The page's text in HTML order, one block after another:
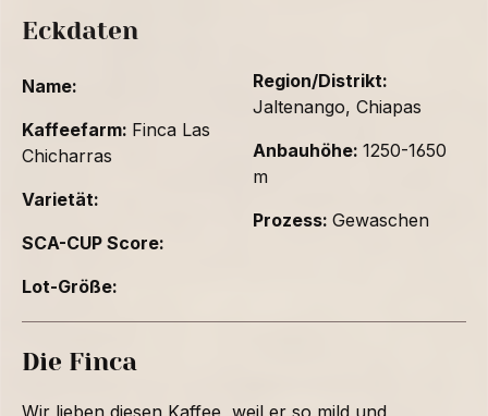
Eckdaten
Name:
Kaffeefarm: Finca Las
Chicharras
Varietät:
SCA-CUP Score:
Lot-Größe:
Region/Distrikt:
Jaltenango, Chiapas
Anbauhöhe: 1250-1650
m
Prozess: Gewaschen
Die Finca
Wir lieben diesen Kaffee, weil er so mild und